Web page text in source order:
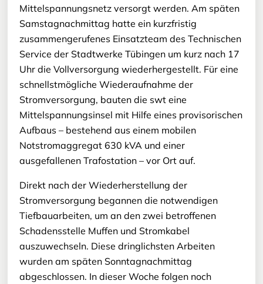
Mittelspannungsnetz versorgt werden. Am späten
Samstagnachmittag hatte ein kurzfristig
zusammengerufenes Einsatzteam des Technischen
Service der Stadtwerke Tübingen um kurz nach 17
Uhr die Vollversorgung wiederhergestellt. Für eine
schnellstmögliche Wiederaufnahme der
Stromversorgung, bauten die swt eine
Mittelspannungsinsel mit Hilfe eines provisorischen
Aufbaus – bestehend aus einem mobilen
Notstromaggregat 630 kVA und einer
ausgefallenen Trafostation – vor Ort auf.
Direkt nach der Wiederherstellung der
Stromversorgung begannen die notwendigen
Tiefbauarbeiten, um an den zwei betroffenen
Schadensstelle Muffen und Stromkabel
auszuwechseln. Diese dringlichsten Arbeiten
wurden am späten Sonntagnachmittag
abgeschlossen. In dieser Woche folgen noch